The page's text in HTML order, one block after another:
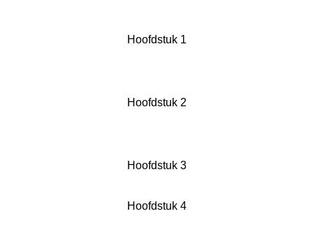
Hoofdstuk 1
Hoofdstuk 2
Hoofdstuk 3
Hoofdstuk 4